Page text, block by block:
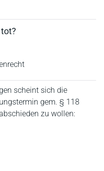
scheint sich die
gem. § 118
zu wollen: